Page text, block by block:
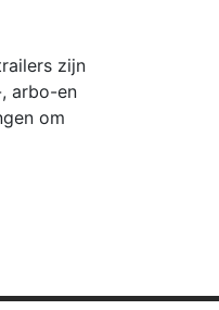
zijn
arbo-en
om